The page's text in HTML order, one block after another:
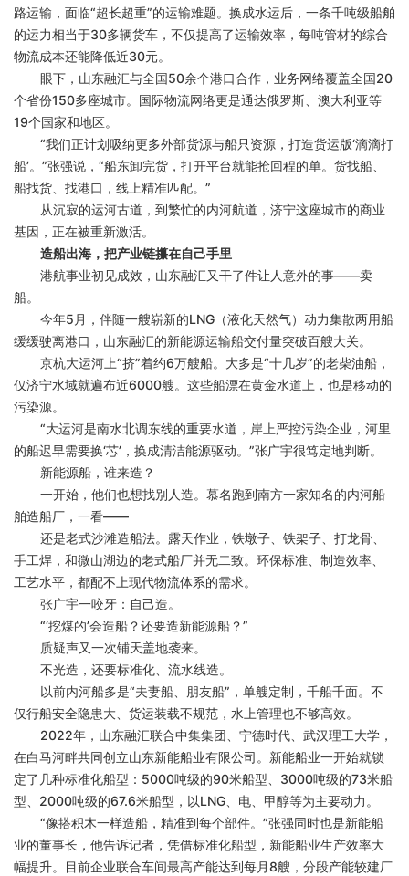
路运输，面临“超长超重”的运输难题。换成水运后，一条千吨级船舶
的运力相当于30多辆货车，不仅提高了运输效率，每吨管材的综合
物流成本还能降低近30元。
眼下，山东融汇与全国50余个港口合作，业务网络覆盖全国20
个省份150多座城市。国际物流网络更是通达俄罗斯、澳大利亚等
19个国家和地区。
“我们正计划吸纳更多外部货源与船只资源，打造货运版‘滴滴打
船’。”张强说，“船东卸完货，打开平台就能抢回程的单。货找船、
船找货、找港口，线上精准匹配。”
从沉寂的运河古道，到繁忙的内河航道，济宁这座城市的商业
基因，正在被重新激活。
造船出海，把产业链攥在自己手里
港航事业初见成效，山东融汇又干了件让人意外的事——卖
船。
今年5月，伴随一艘崭新的LNG（液化天然气）动力集散两用船
缓缓驶离港口，山东融汇的新能源运输船交付量突破百艘大关。
京杭大运河上“挤”着约6万艘船。大多是“十几岁”的老柴油船，
仅济宁水域就遍布近6000艘。这些船漂在黄金水道上，也是移动的
污染源。
“大运河是南水北调东线的重要水道，岸上严控污染企业，河里
的船迟早需要换‘芯’，换成清洁能源驱动。”张广宇很笃定地判断。
新能源船，谁来造？
一开始，他们也想找别人造。慕名跑到南方一家知名的内河船
舶造船厂，一看——
还是老式沙滩造船法。露天作业，铁墩子、铁架子、打龙骨、
手工焊，和微山湖边的老式船厂并无二致。环保标准、制造效率、
工艺水平，都配不上现代物流体系的需求。
张广宇一咬牙：自己造。
“‘挖煤的’会造船？还要造新能源船？”
质疑声又一次铺天盖地袭来。
不光造，还要标准化、流水线造。
以前内河船多是“夫妻船、朋友船”，单艘定制，千船千面。不
仅行船安全隐患大、货运装载不规范，水上管理也不够高效。
2022年，山东融汇联合中集集团、宁德时代、武汉理工大学，
在白马河畔共同创立山东新能船业有限公司。新能船业一开始就锁
定了几种标准化船型：5000吨级的90米船型、3000吨级的73米船
型、2000吨级的67.6米船型，以LNG、电、甲醇等为主要动力。
“像搭积木一样造船，精准到每个部件。”张强同时也是新能船
业的董事长，他告诉记者，凭借标准化船型，新能船业生产效率大
幅提升。目前企业联合车间最高产能达到每月8艘，分段产能较建厂